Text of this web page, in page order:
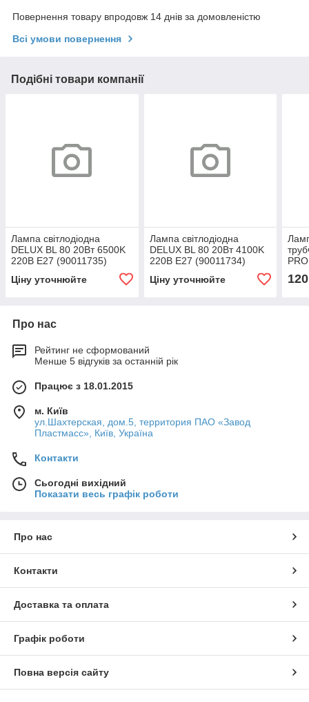
Повернення товару впродовж 14 днів за домовленістю
Всі умови повернення
Подібні товари компанії
Лампа світлодіодна
DELUX BL 80 20Вт 6500K
220В E27 (90011735)
Ціну уточнюйте
Лампа світлодіодна
DELUX BL 80 20Вт 4100K
220В E27 (90011734)
Ціну уточнюйте
T8,
120
Про нас
Рейтинг не сформований
Менше 5 відгуків за останній рік
Працює з 18.01.2015
м. Київ
ул.Шахтерская, дом.5, территория ПАО «Завод
Пластмасс», Київ, Україна
Контакти
Сьогодні вихідний
Показати весь графік роботи
Про нас
Контакти
Доставка та оплата
Графік роботи
Повна версія сайту